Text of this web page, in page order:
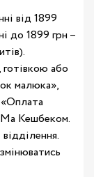
від 1899
до 1899 грн –
або
малюка»,
Ма Кешбеком.